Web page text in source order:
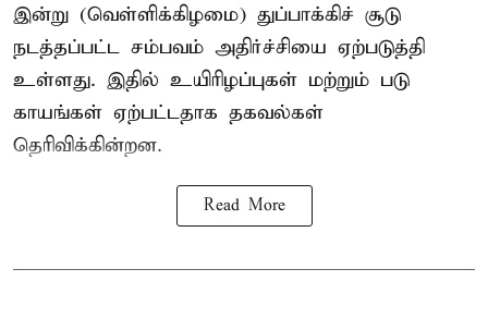
இன்று (வெள்ளிக்கிழமை) துப்பாக்கிச் சூடு
நடத்தப்பட்ட சம்பவம் அதிர்ச்சியை ஏற்படுத்தி
உள்ளது. இதில் உயிரிழப்புகள் மற்றும் படு
காயங்கள் ஏற்பட்டதாக தகவல்கள்
தெரிவிக்கின்றன.
Read More